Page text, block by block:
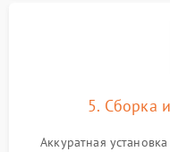
5. Сборка
Аккуратная